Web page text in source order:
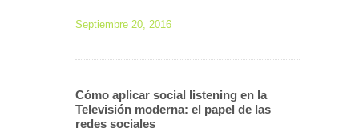
Septiembre 20, 2016
Cómo aplicar social listening en la
Televisión moderna: el papel de las
redes sociales